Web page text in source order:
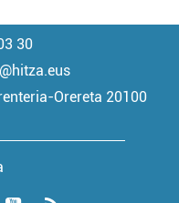
30
Orereta 20100